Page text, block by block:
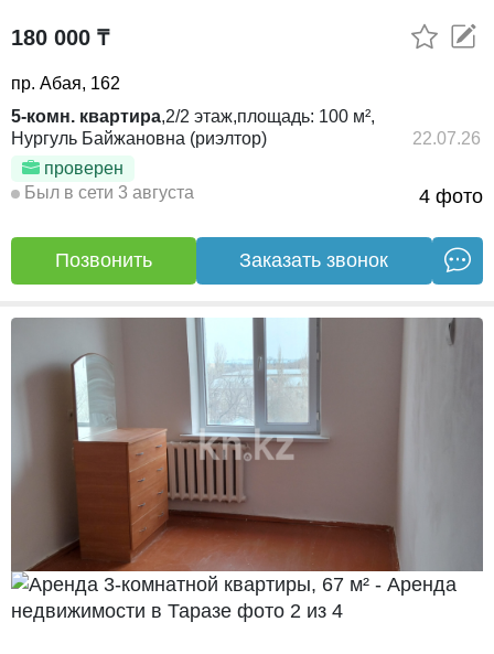
4 фото
180 000 ₸
пр. Абая, 162
5-комн. квартира,2/2 этаж,площадь: 100 м²,
Нургуль Байжановна (риэлтор)
проверен
22.07.26
Был в сети 3 августа
Позвонить Заказать звонок